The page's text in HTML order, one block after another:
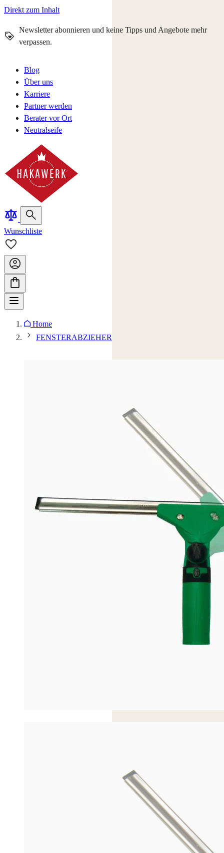
Direkt zum Inhalt
Newsletter abonnieren und keine Tipps und Angebote mehr
verpassen.
Blog
Über uns
Karriere
Partner werden
Berater vor Ort
Neutralseife
Wunschliste
Home
FENSTERABZIEHER